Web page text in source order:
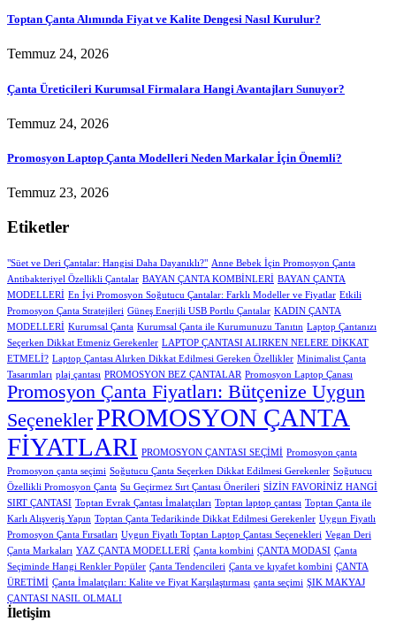
Toptan Çanta Alımında Fiyat ve Kalite Dengesi Nasıl Kurulur?
Temmuz 24, 2026
Çanta Üreticileri Kurumsal Firmalara Hangi Avantajları Sunuyor?
Temmuz 24, 2026
Promosyon Laptop Çanta Modelleri Neden Markalar İçin Önemli?
Temmuz 23, 2026
Etiketler
"Süet ve Deri Çantalar: Hangisi Daha Dayanıklı?" Anne Bebek İçin Promosyon Çanta
Antibakteriyel Özellikli Çantalar BAYAN ÇANTA KOMBİNLERİ BAYAN ÇANTA
MODELLERİ En İyi Promosyon Soğutucu Çantalar: Farklı Modeller ve Fiyatlar Etkili
Promosyon Çanta Stratejileri Güneş Enerjili USB Portlu Çantalar KADIN ÇANTA
MODELLERİ Kurumsal Çanta Kurumsal Çanta ile Kurumunuzu Tanıtın Laptop Çantanızı
Seçerken Dikkat Etmeniz Gerekenler LAPTOP ÇANTASI ALIRKEN NELERE DİKKAT
ETMELİ? Laptop Çantası Alırken Dikkat Edilmesi Gereken Özellikler Minimalist Çanta
Tasarımları plaj çantası PROMOSYON BEZ ÇANTALAR Promosyon Laptop Çanası
Promosyon Çanta Fiyatları: Bütçenize Uygun
SeçeneklerPROMOSYON ÇANTA
FİYATLARI PROMOSYON ÇANTASI SEÇİMİ Promosyon çanta
Promosyon çanta seçimi Soğutucu Çanta Seçerken Dikkat Edilmesi Gerekenler Soğutucu
Özellikli Promosyon Çanta Su Geçirmez Sırt Çantası Önerileri SİZİN FAVORİNİZ HANGİ
SIRT ÇANTASI Toptan Evrak Çantası İmalatçıları Toptan laptop çantası Toptan Çanta ile
Karlı Alışveriş Yapın Toptan Çanta Tedarikinde Dikkat Edilmesi Gerekenler Uygun Fiyatlı
Promosyon Çanta Fırsatları Uygun Fiyatlı Toptan Laptop Çantası Seçenekleri Vegan Deri
Çanta Markaları YAZ ÇANTA MODELLERİ Çanta kombini ÇANTA MODASI Çanta
Seçiminde Hangi Renkler Popüler Çanta Tendencileri Çanta ve kıyafet kombini ÇANTA
ÜRETİMİ Çanta İmalatçıları: Kalite ve Fiyat Karşılaştırması çanta seçimi ŞIK MAKYAJ
ÇANTASI NASIL OLMALI
İletişim